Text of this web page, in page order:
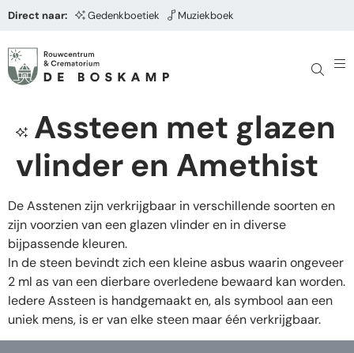
Direct naar: Gedenkboetiek Muziekboek
Assteen met glazen
vlinder en Amethist
De Asstenen zijn verkrijgbaar in verschillende soorten en
zijn voorzien van een glazen vlinder en in diverse
bijpassende kleuren.
In de steen bevindt zich een kleine asbus waarin ongeveer
2 ml as van een dierbare overledene bewaard kan worden.
Iedere Assteen is handgemaakt en, als symbool aan een
uniek mens, is er van elke steen maar één verkrijgbaar.